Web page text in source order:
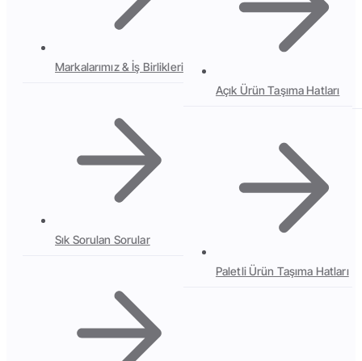
Markalarımız & İş Birlikleri
Sık Sorulan Sorular
Açık Ürün Taşıma Hatları
Paletli Ürün Taşıma Hatları